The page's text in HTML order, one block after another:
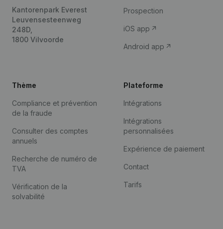
Kantorenpark Everest
Leuvensesteenweg
248D,
1800 Vilvoorde
Prospection
iOS app
Android app
Thème
Compliance et prévention
de la fraude
Consulter des comptes
annuels
Recherche de numéro de
TVA
Vérification de la
solvabilité
Plateforme
Intégrations
Intégrations
personnalisées
Expérience de paiement
Contact
Tarifs